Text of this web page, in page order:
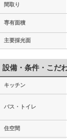
間取り
専有面積
主要採光面
設備・条件・こだ
キッチン
バス・トイレ
住空間